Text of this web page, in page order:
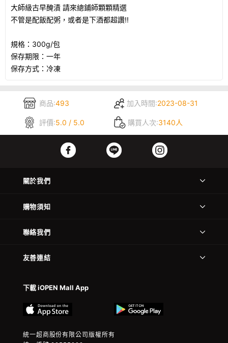
大師級古早醃漬 請來總鋪師顆顆精選
不管是配飯配粥，或者是下酒都超讚!!
規格：300g/包
保存期限：一年
保存方式：冷凍
商品:493 加入時間:2023-08-31
評價:5.0 / 5.0 購買人次:3140人
關於我們
購物須知
聯絡我們
友善連結
下載 iOPEN Mall App
統一超商股份有限公司版權所有